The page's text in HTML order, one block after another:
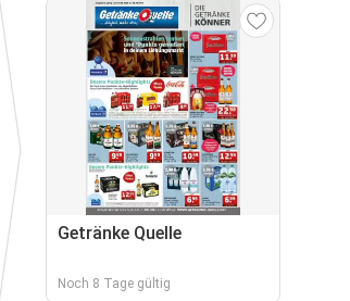
Getränke Quelle
Noch 8 Tage gültig